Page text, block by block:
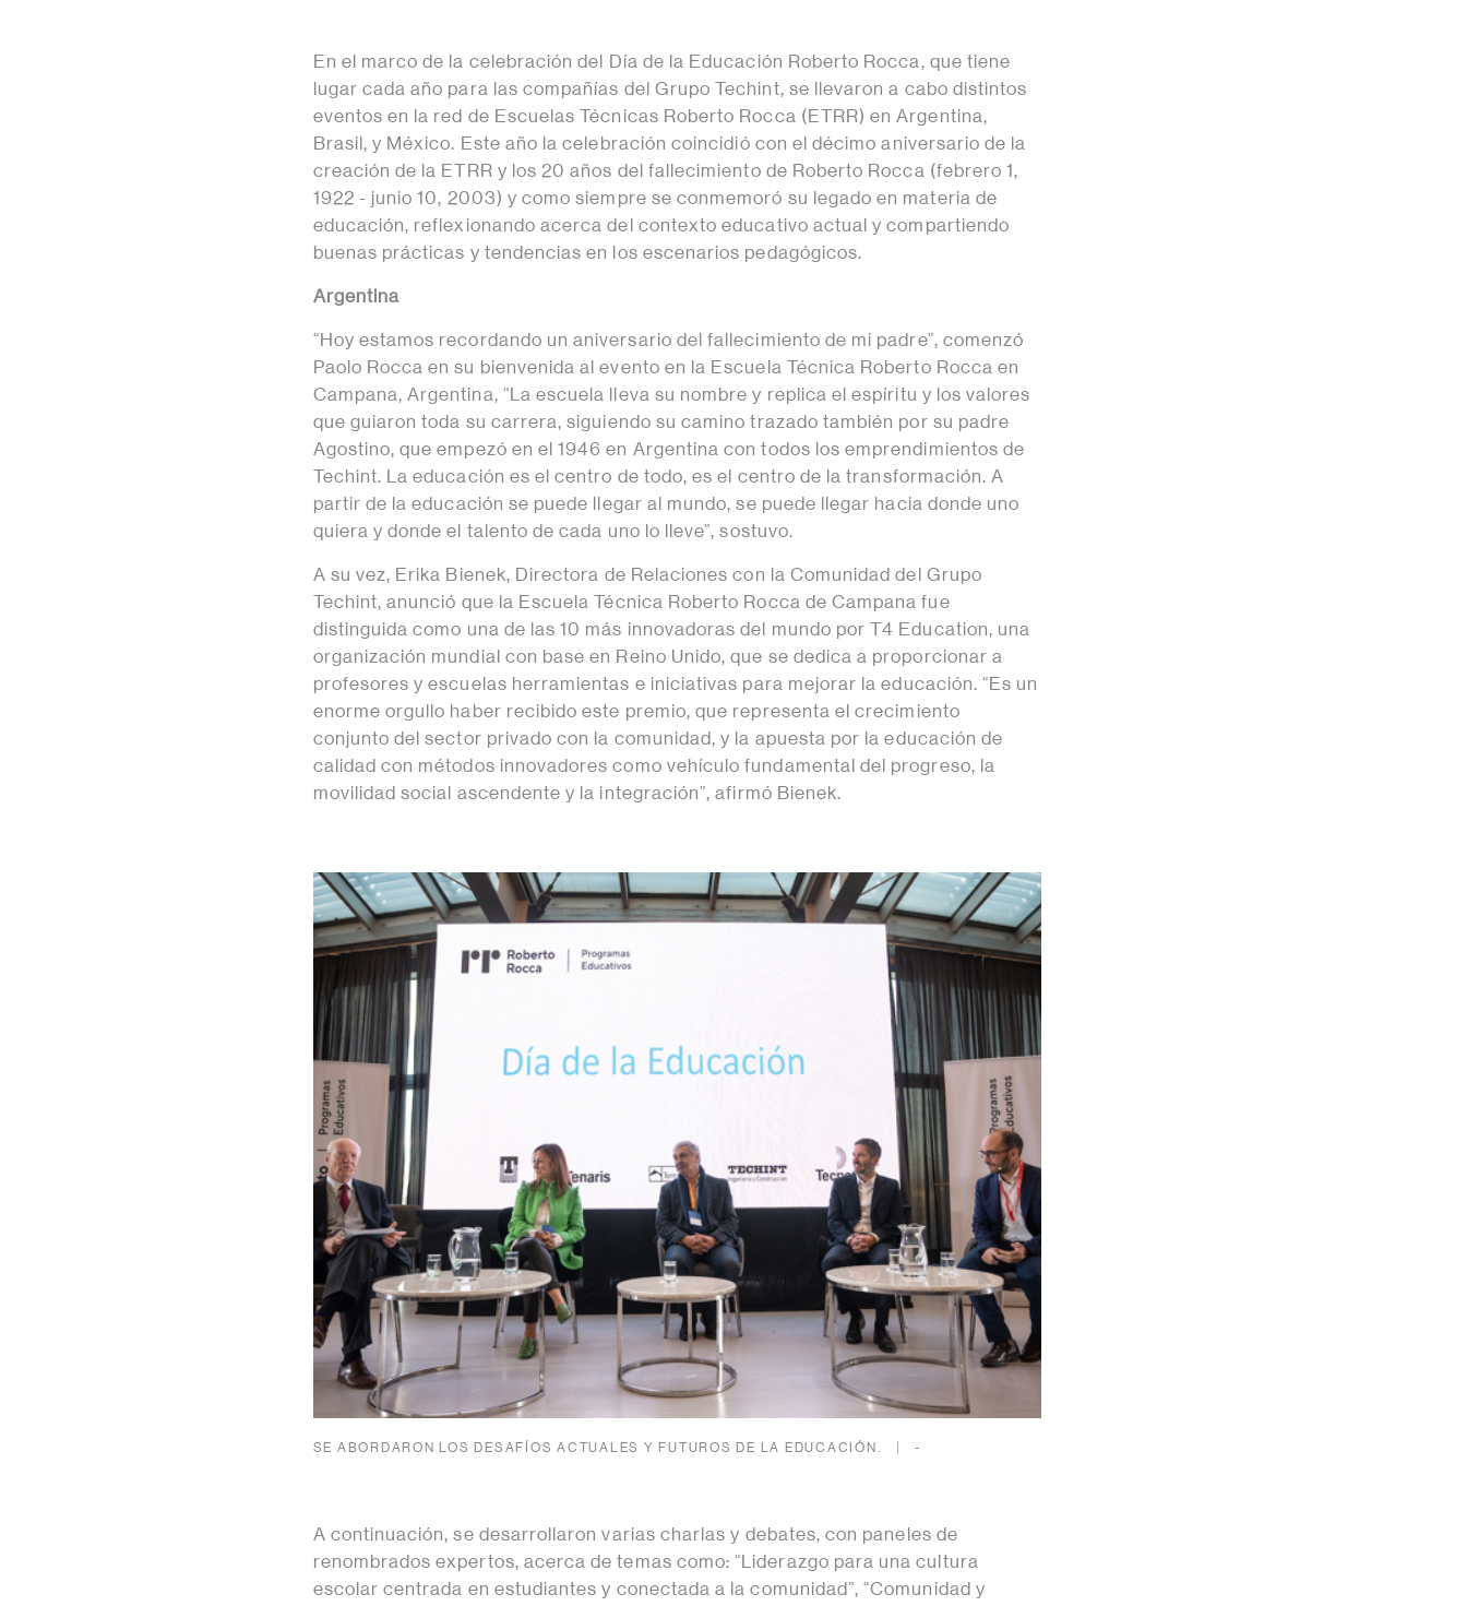
En el marco de la celebración del Día de la Educación Roberto Rocca, que tiene
lugar cada año para las compañías del Grupo Techint, se llevaron a cabo distintos
eventos en la red de Escuelas Técnicas Roberto Rocca (ETRR) en Argentina,
Brasil, y México. Este año la celebración coincidió con el décimo aniversario de la
creación de la ETRR y los 20 años del fallecimiento de Roberto Rocca (febrero 1,
1922 - junio 10, 2003) y como siempre se conmemoró su legado en materia de
educación, reflexionando acerca del contexto educativo actual y compartiendo
buenas prácticas y tendencias en los escenarios pedagógicos.
Argentina
“Hoy estamos recordando un aniversario del fallecimiento de mi padre”, comenzó
Paolo Rocca en su bienvenida al evento en la Escuela Técnica Roberto Rocca en
Campana, Argentina, “La escuela lleva su nombre y replica el espíritu y los valores
que guiaron toda su carrera, siguiendo su camino trazado también por su padre
Agostino, que empezó en el 1946 en Argentina con todos los emprendimientos de
Techint. La educación es el centro de todo, es el centro de la transformación. A
partir de la educación se puede llegar al mundo, se puede llegar hacia donde uno
quiera y donde el talento de cada uno lo lleve”, sostuvo.
A su vez, Erika Bienek, Directora de Relaciones con la Comunidad del Grupo
Techint, anunció que la Escuela Técnica Roberto Rocca de Campana fue
distinguida como una de las 10 más innovadoras del mundo por T4 Education, una
organización mundial con base en Reino Unido, que se dedica a proporcionar a
profesores y escuelas herramientas e iniciativas para mejorar la educación. “Es un
enorme orgullo haber recibido este premio, que representa el crecimiento
conjunto del sector privado con la comunidad, y la apuesta por la educación de
calidad con métodos innovadores como vehículo fundamental del progreso, la
movilidad social ascendente y la integración”, afirmó Bienek.
SE ABORDARON LOS DESAFÍOS ACTUALES Y FUTUROS DE LA EDUCACIÓN. -
A continuación, se desarrollaron varias charlas y debates, con paneles de
renombrados expertos, acerca de temas como: “Liderazgo para una cultura
escolar centrada en estudiantes y conectada a la comunidad”, “Comunidad y